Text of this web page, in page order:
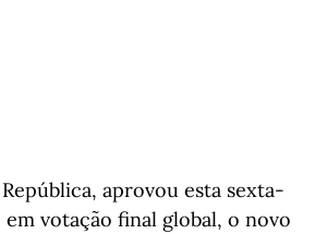
República, aprovou esta sexta-
votação final global, o novo